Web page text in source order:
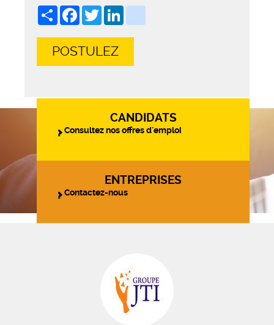
ShareFacebook
TwitterLinkedIn
POSTULEZ
CANDIDATS
Consultez nos offres d'emploi
ENTREPRISES
Contactez-nous